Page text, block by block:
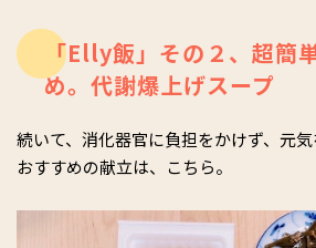
「Elly飯」その２、超簡
め。代謝爆上げスープ
続いて、消化器官に負担をかけず、元気
おすすめの献立は、こちら。